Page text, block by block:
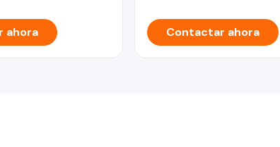
ahora Contactar ahora